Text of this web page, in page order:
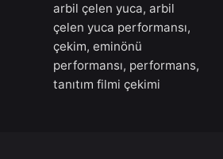
arbil çelen yuca, arbil
çelen yuca performansı,
çekim, eminönü
performansı, performans,
tanıtım filmi çekimi